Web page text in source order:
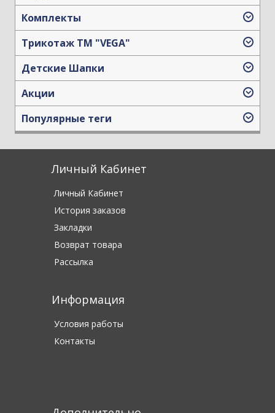
Комплекты
Трикотаж TM "VEGA"
Детские Шапки
Акции
Популярные теги
Личный Кабинет
Личный Кабинет
История заказов
Закладки
Возврат товара
Рассылка
Информация
Условия работы
Контакты